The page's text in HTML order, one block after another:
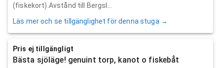
(fiskekort).Avstånd till Bergsl...
Läs mer och se tillgänglighet för denna stuga →
Pris ej tillgängligt
Bästa sjöläge! genuint torp, kanot o fiskebåt